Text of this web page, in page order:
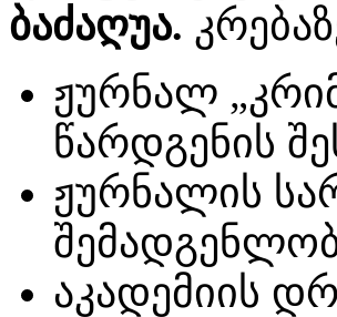
ბაძაღუა.
ჟურნალ
წარდგენის
ჟურნალის
აკადემიის